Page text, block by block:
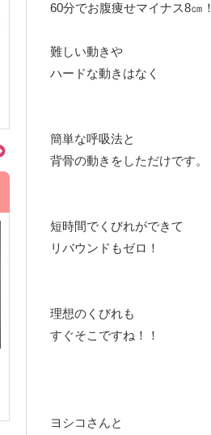
60分でお腹痩せマイナス8㎝！
難しい動きや
ハードな動きはなく
簡単な呼吸法と
背骨の動きをしただけです。
短時間でくびれができて
リバウンドもゼロ！
理想のくびれも
すぐそこですね！！
ヨシコさんと